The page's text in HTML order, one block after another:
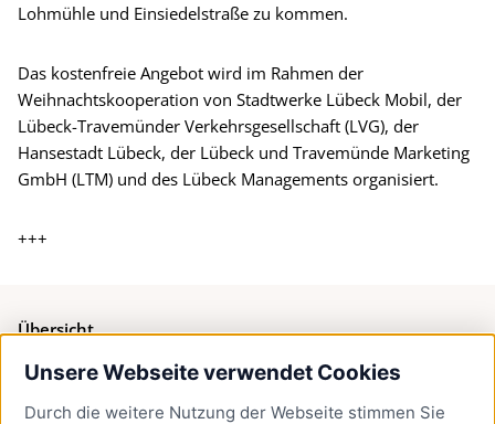
Unsere Webseite verwendet Cookies
Durch die weitere Nutzung der Webseite stimmen Sie
Lohmühle und Einsiedelstraße zu kommen.
Das kostenfreie Angebot wird im Rahmen der
Weihnachtskooperation von Stadtwerke Lübeck Mobil, der
Lübeck-Travemünder Verkehrsgesellschaft (LVG), der
Hansestadt Lübeck, der Lübeck und Travemünde Marketing
GmbH (LTM) und des Lübeck Managements organisiert.
+++
Übersicht
Bürgerservice
Presse